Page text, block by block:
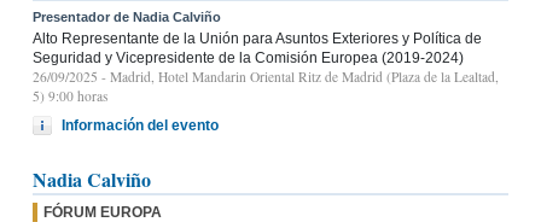
Presentador de Nadia Calviño
Alto Representante de la Unión para Asuntos Exteriores y Política de
Seguridad y Vicepresidente de la Comisión Europea (2019-2024)
26/09/2025 - Madrid, Hotel Mandarin Oriental Ritz de Madrid (Plaza de la Lealtad,
5) 9:00 horas
Información del evento
Nadia Calviño
FÓRUM EUROPA